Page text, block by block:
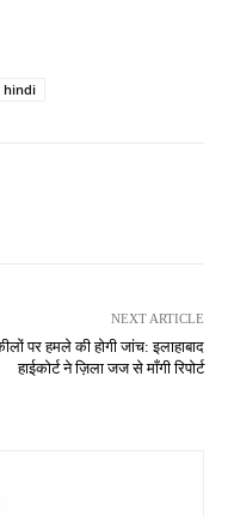
hindi
NEXT ARTICLE
पर हमले की होगी जांच: इलाहाबाद
हाईकोर्ट ने ज़िला जज से माँगी रिपोर्ट